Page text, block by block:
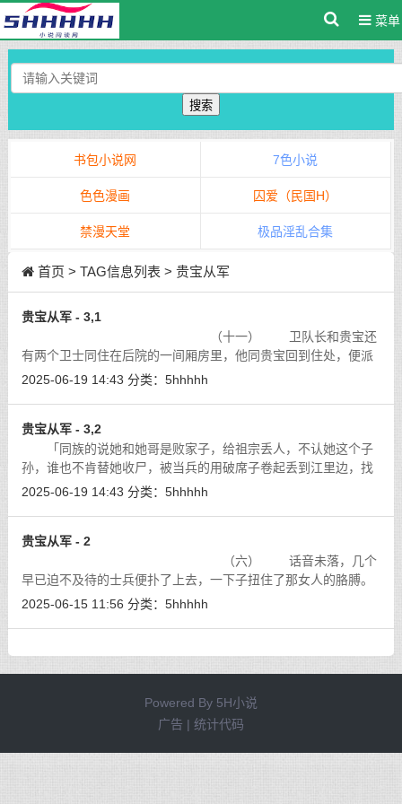
菜单
搜索
书包小说网 7色小说
色色漫画 囚爱（民国H）
禁漫天堂 极品淫乱合集
首页 > TAG信息列表 > 贵宝从军
贵宝从军 - 3,1
（十一） 卫队长和贵宝还
有两个卫士同住在后院的一间厢房里，他同贵宝回到住处，便派
那个两个卫士去把两个女犯带来，再稍带着去把卫队的弟兄们都
2025-06-19 14:43 分类： 5hhhhh
贵宝从军 - 3,2
「同族的说她和她哥是败家子，给祖宗丢人，不认她这个子
孙，谁也不肯替她收尸，被当兵的用破席子卷起丢到江里边，找
都找不见喽。唉，说起来刘家也算是这省里顶有身份的人家，叫
2025-06-19 14:43 分类： 5hhhhh
贵宝从军 - 2
（六） 话音未落，几个
早已迫不及待的士兵便扑了上去，一下子扭住了那女人的胳膊。
[详细]
2025-06-15 11:56 分类： 5hhhhh
Powered By 5H小说
广告 | 统计代码